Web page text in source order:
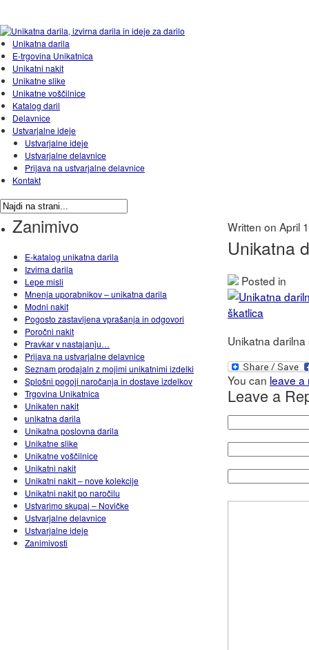
Unikatna darila
E-trgovina Unikatnica
Unikatni nakit
Unikatne slike
Unikatne voščilnice
Katalog daril
Delavnice
Ustvarjalne ideje
Ustvarjalne ideje
Ustvarjalne delavnice
Prijava na ustvarjalne delavnice
Kontakt
Zanimivo
E-katalog unikatna darila
Izvirna darila
Lepe misli
Mnenja uporabnikov – unikatna darila
Modni nakit
Pogosto zastavljena vprašanja in odgovori
Poročni nakit
Pravkar v nastajanju…
Prijava na ustvarjalne delavnice
Seznam prodajaln z mojimi unikatnimi izdelki
Splošni pogoji naročanja in dostave izdelkov
Trgovina Unikatnica
Unikaten nakit
unikatna darila
Unikatna poslovna darila
Unikatne slike
Unikatne voščilnice
Unikatni nakit
Unikatni nakit – nove kolekcije
Unikatni nakit po naročilu
Ustvarimo skupaj – Novičke
Ustvarjalne delavnice
Ustvarjalne ideje
Zanimivosti
Written on April
Unikatna
Posted in
Unikatna darilna
You can leave a
Leave a